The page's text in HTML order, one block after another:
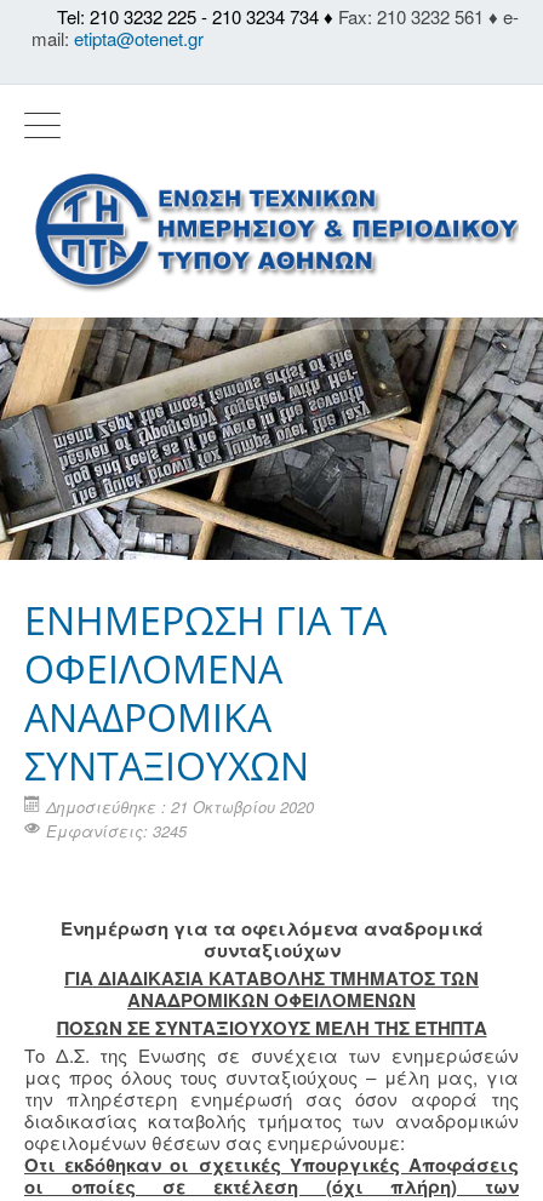
Tel: 210 3232 225 - 210 3234 734 ♦ Fax: 210 3232 561 ♦ e-
mail: etipta@otenet.gr
ΕΝΗΜΕΡΩΣΗ ΓΙΑ ΤΑ
ΟΦΕΙΛΟΜΕΝΑ
ΑΝΑΔΡΟΜΙΚΑ
ΣΥΝΤΑΞΙΟΥΧΩΝ
Δημοσιεύθηκε : 21 Οκτωβρίου 2020
Εμφανίσεις: 3245
Ενημέρωση για τα οφειλόμενα αναδρομικά
συνταξιούχων
ΓΙΑ ΔΙΑΔΙΚΑΣΙΑ ΚΑΤΑΒΟΛΗΣ ΤΜΗΜΑΤΟΣ ΤΩΝ
ΑΝΑΔΡΟΜΙΚΩΝ ΟΦΕΙΛΟΜΕΝΩΝ
ΠΟΣΩΝ ΣΕ ΣΥΝΤΑΞΙΟΥΧΟΥΣ ΜΕΛΗ ΤΗΣ ΕΤΗΠΤΑ
Τo Δ.Σ. της Ενωσης σε συνέχεια των ενημερώσεών
μας προς όλους τους συνταξιούχους – μέλη μας, για
την πληρέστερη ενημέρωσή σας όσον αφορά της
διαδικασίας καταβολής τμήματος των αναδρομικών
οφειλομένων θέσεων σας ενημερώνουμε:
Οτι εκδόθηκαν οι σχετικές Υπουργικές Αποφάσεις
οι οποίες σε εκτέλεση (όχι πλήρη) των